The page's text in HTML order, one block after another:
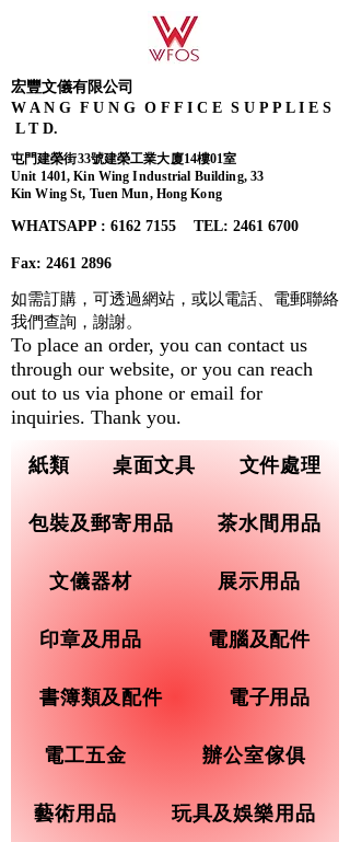
宏豐文儀有限公司
W A N G F U N G O F F I C E S U P P L I E S
L T D.
屯門建榮街33號建榮工業大廈14樓01室
Unit 1401, Kin Wing Industrial Building, 33
Kin Wing St, Tuen Mun, Hong Kong
WHATSAPP : 6162 7155​ TEL: 2461 6700
Fax: 2461 2896
紙類 桌面文具 文件處理
包裝及郵寄用品 茶水間用品
文儀器材 展示用品
印章及用品 電腦及配件
書簿類及配件 電子用品
電工五金 辦公室傢俱
藝術用品 玩具及娛樂用品
如需訂購，可透過網站，或以電話、電郵聯絡
我們查詢， 謝謝。
To place an order, you can contact us
through our website, or you can reach
out to us via phone or email for
inquiries. Thank you.